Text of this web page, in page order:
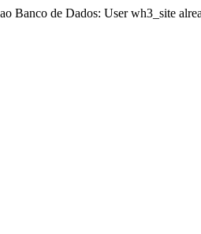
Banco de Dados: User wh3_site